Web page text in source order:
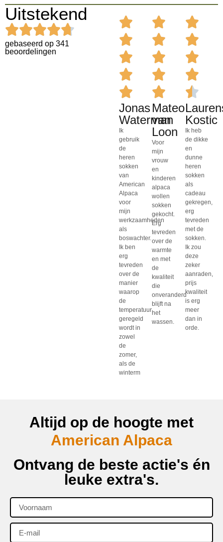
Uitstekend
gebaseerd op 341
beoordelingen
Jonas
Waterman
Ik
gebruik
de
heren
sokken
van
American
Alpaca
voor
mijn
werkzaamheden
als
boswachter.
Ik ben
erg
tevreden
over de
manier
waarop
de
temperatuur
geregeld
wordt in
zowel
de
zomer,
als de
winterm
Mateo
van
Loon
Voor
mijn
vrouw
en
kinderen
alpaca
wollen
sokken
gekocht.
Erg
tevreden
over de
warmte
en met
de
kwaliteit
die
onveranderd
blijft na
het
wassen.
Kostic
Ik heb
de dikke
en
dunne
heren
sokken
als
cadeau
gekregen,
erg
tevreden
met de
sokken.
Ik zou
deze
zeker
aanraden,
prijs
kwaliteit
is erg
meer
dan in
orde.
Altijd op de hoogte met
American Alpaca
Ontvang de beste actie's én
leuke extra's.